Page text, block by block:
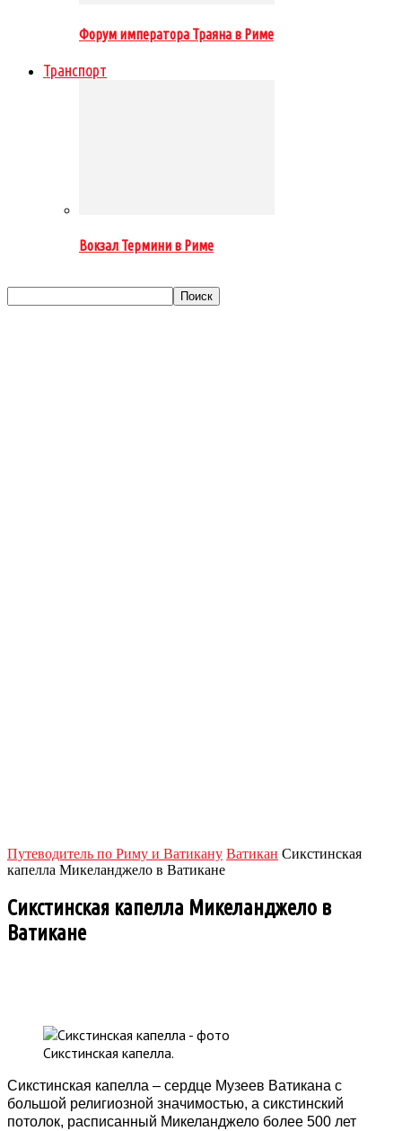
Форум императора Траяна в Риме
Транспорт
Вокзал Термини в Риме
Путеводитель по Риму и Ватикану Ватикан Cикстинская
капелла Микеланджело в Ватикане
Cикстинская капелла Микеланджело в
Ватикане
Сикстинская капелла.
Сикстинская капелла – сердце Музеев Ватикана с
большой религиозной значимостью, а сикстинский
потолок, расписанный Микеланджело более 500 лет